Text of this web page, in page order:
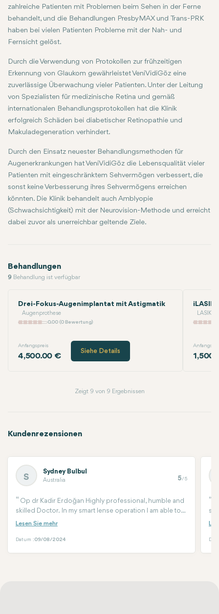
zahlreiche Patienten mit Problemen beim Sehen in der Ferne
behandelt, und die Behandlungen PresbyMAX und Trans-PRK
haben bei vielen Patienten Probleme mit der Nah- und
Fernsicht gelöst.
Durch die Verwendung von Protokollen zur frühzeitigen
Erkennung von Glaukom gewährleistet VeniVidiGöz eine
zuverlässige Überwachung vieler Patienten. Unter der Leitung
von Spezialisten für medizinische Retina und gemäß
internationalen Behandlungsprotokollen hat die Klinik
erfolgreich Schäden bei diabetischer Retinopathie und
Makuladegeneration verhindert.
Durch den Einsatz neuester Behandlungsmethoden für
Augenerkrankungen hat VeniVidiGöz die Lebensqualität vieler
Patienten mit eingeschränktem Sehvermögen verbessert, die
sonst keine Verbesserung ihres Sehvermögens erreichen
könnten. Die Klinik behandelt auch Amblyopie
(Schwachsichtigkeit) mit der Neurovision-Methode und erreicht
dabei zuvor als unerreichbar geltende Ziele.
Behandlungen
9 Behandlung ist verfügbar
Drei-Fokus-Augenimplantat mit Astigmatik
Augenprothese
0.00 (0 Bewertung)
Anfangspreis
4,500.00 €
Siehe Details
iLASIK
LASIK /
Zeigt 9 von 9 Ergebnissen
Kundenrezensionen
S
Sydney Bulbul
Australia 5/5
Op dr Kadir Erdoğan Highly professional, humble and
skilled Doctor. In my smart lense operation I am able to
see clearly without wearing my multifocal glasses.
Datum :09/08/2024